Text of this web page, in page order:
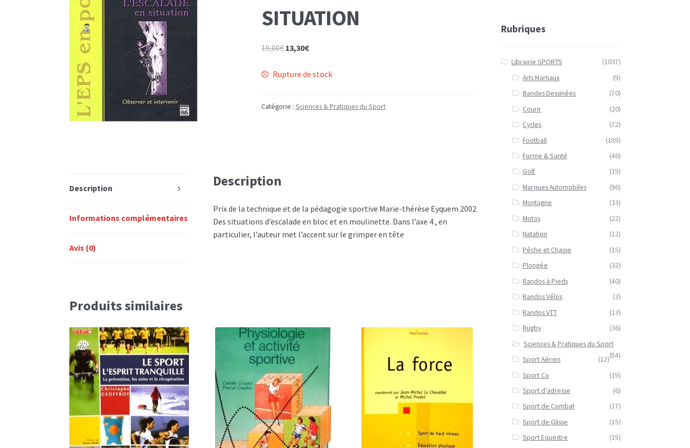
SITUATION
19,00€ Le
initial
13,30€Le
actuel
Rupture de stock
Catégorie : Sciences & Pratiques du Sport
Description
Informations complémentaires
Avis (0)
Description
Prix de la technique et de la pédagogie sportive Marie-thérèse Eyquem 2002
Des situations d’escalade en bloc et en moulinette. Dans l’axe 4 , en
particulier, l’auteur met l’accent sur le grimper en tête
Produits similaires
Rubriques
Librairie SPORTS
(1037)
Arts Martiaux
(9)
Bandes Dessinées
(70)
Courir
(20)
Cycles
(72)
Football
(189)
Forme & Santé
(46)
Golf
(19)
Marques Automobiles
(96)
Montagne
(33)
Motos
(22)
Natation
(12)
Pêche et Chasse
(15)
Plongée
(32)
Randos à Pieds
(40)
Randos Vélos
(3)
Randos VTT
(13)
Rugby
(36)
Sciences & Pratiques du Sport
(84)
Sport Aérien
(12)
Sport Co
(19)
Sport d'adresse
(6)
Sport de Combat
(17)
Sport de Glisse
(15)
Sport Equestre
(19)